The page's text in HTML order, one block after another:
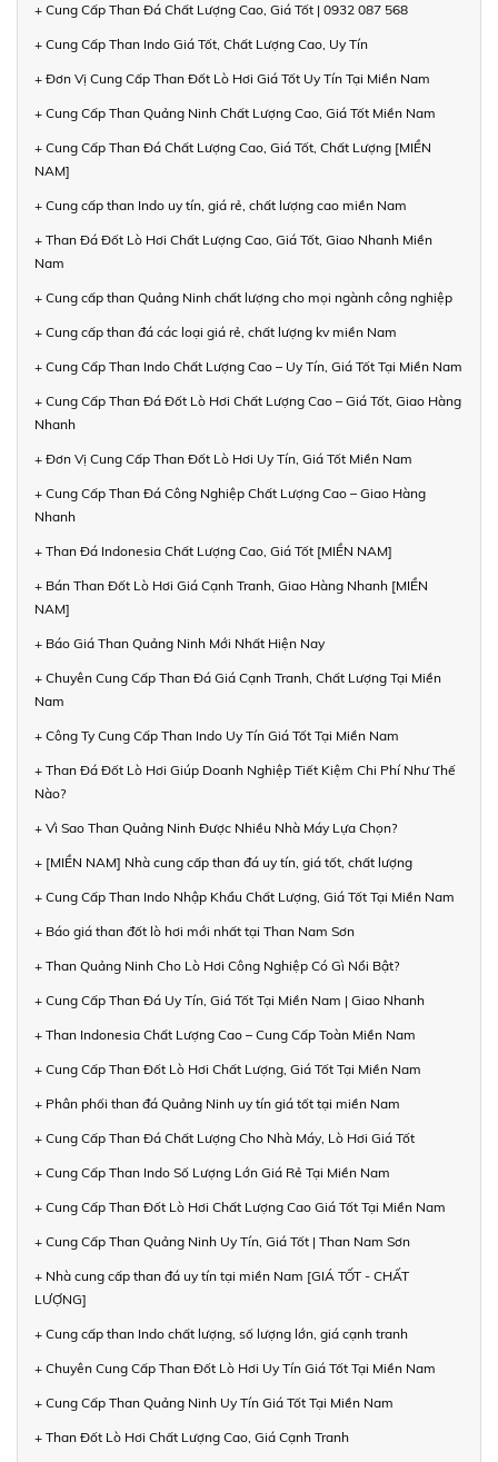
+ Cung Cấp Than Đá Chất Lượng Cao, Giá Tốt | 0932 087 568
+ Cung Cấp Than Indo Giá Tốt, Chất Lượng Cao, Uy Tín
+ Đơn Vị Cung Cấp Than Đốt Lò Hơi Giá Tốt Uy Tín Tại Miền Nam
+ Cung Cấp Than Quảng Ninh Chất Lượng Cao, Giá Tốt Miền Nam
+ Cung Cấp Than Đá Chất Lượng Cao, Giá Tốt, Chất Lượng [MIỀN
NAM]
+ Cung cấp than Indo uy tín, giá rẻ, chất lượng cao miền Nam
+ Than Đá Đốt Lò Hơi Chất Lượng Cao, Giá Tốt, Giao Nhanh Miền
Nam
+ Cung cấp than Quảng Ninh chất lượng cho mọi ngành công nghiệp
+ Cung cấp than đá các loại giá rẻ, chất lượng kv miền Nam
+ Cung Cấp Than Indo Chất Lượng Cao – Uy Tín, Giá Tốt Tại Miền Nam
+ Cung Cấp Than Đá Đốt Lò Hơi Chất Lượng Cao – Giá Tốt, Giao Hàng
Nhanh
+ Đơn Vị Cung Cấp Than Đốt Lò Hơi Uy Tín, Giá Tốt Miền Nam
+ Cung Cấp Than Đá Công Nghiệp Chất Lượng Cao – Giao Hàng
Nhanh
+ Than Đá Indonesia Chất Lượng Cao, Giá Tốt [MIỀN NAM]
+ Bán Than Đốt Lò Hơi Giá Cạnh Tranh, Giao Hàng Nhanh [MIỀN
NAM]
+ Báo Giá Than Quảng Ninh Mới Nhất Hiện Nay
+ Chuyên Cung Cấp Than Đá Giá Cạnh Tranh, Chất Lượng Tại Miền
Nam
+ Công Ty Cung Cấp Than Indo Uy Tín Giá Tốt Tại Miền Nam
+ Than Đá Đốt Lò Hơi Giúp Doanh Nghiệp Tiết Kiệm Chi Phí Như Thế
Nào?
+ Vì Sao Than Quảng Ninh Được Nhiều Nhà Máy Lựa Chọn?
+ [MIỀN NAM] Nhà cung cấp than đá uy tín, giá tốt, chất lượng
+ Cung Cấp Than Indo Nhập Khẩu Chất Lượng, Giá Tốt Tại Miền Nam
+ Báo giá than đốt lò hơi mới nhất tại Than Nam Sơn
+ Than Quảng Ninh Cho Lò Hơi Công Nghiệp Có Gì Nổi Bật?
+ Cung Cấp Than Đá Uy Tín, Giá Tốt Tại Miền Nam | Giao Nhanh
+ Than Indonesia Chất Lượng Cao – Cung Cấp Toàn Miền Nam
+ Cung Cấp Than Đốt Lò Hơi Chất Lượng, Giá Tốt Tại Miền Nam
+ Phân phối than đá Quảng Ninh uy tín giá tốt tại miền Nam
+ Cung Cấp Than Đá Chất Lượng Cho Nhà Máy, Lò Hơi Giá Tốt
+ Cung Cấp Than Indo Số Lượng Lớn Giá Rẻ Tại Miền Nam
+ Cung Cấp Than Đốt Lò Hơi Chất Lượng Cao Giá Tốt Tại Miền Nam
+ Cung Cấp Than Quảng Ninh Uy Tín, Giá Tốt | Than Nam Sơn
+ Nhà cung cấp than đá uy tín tại miền Nam [GIÁ TỐT - CHẤT
LƯỢNG]
+ Cung cấp than Indo chất lượng, số lượng lớn, giá cạnh tranh
+ Chuyên Cung Cấp Than Đốt Lò Hơi Uy Tín Giá Tốt Tại Miền Nam
+ Cung Cấp Than Quảng Ninh Uy Tín Giá Tốt Tại Miền Nam
+ Than Đốt Lò Hơi Chất Lượng Cao, Giá Cạnh Tranh